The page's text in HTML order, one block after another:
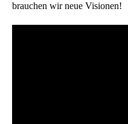
brauchen wir neue Visionen!